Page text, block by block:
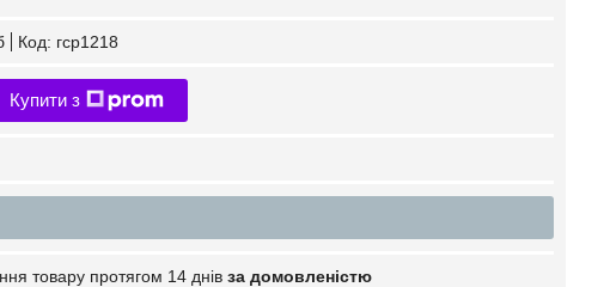
Код: гср1218
Купити з
товару протягом 14 днів за домовленістю